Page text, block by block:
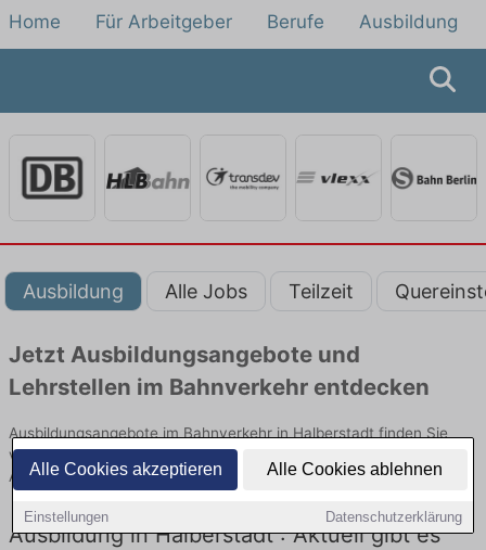
Alle Cookies akzeptieren Alle Cookies ablehnen
Einstellungen Datenschutzerklärung
Home Für Arbeitgeber Berufe Ausbildung
Ausbildung Alle Jobs Teilzeit
Jetzt Ausbildungsangebote und
Lehrstellen im Bahnverkehr entdecken
Ausbildungsangebote im Bahnverkehr in Halberstadt finden Sie
von namhaften Firmen. Entdecken Sie freie Optionen von Top-
Arbeitgebern und bewerben Sie sich noch heute.
Ausbildung in Halberstadt : Aktuell gibt es